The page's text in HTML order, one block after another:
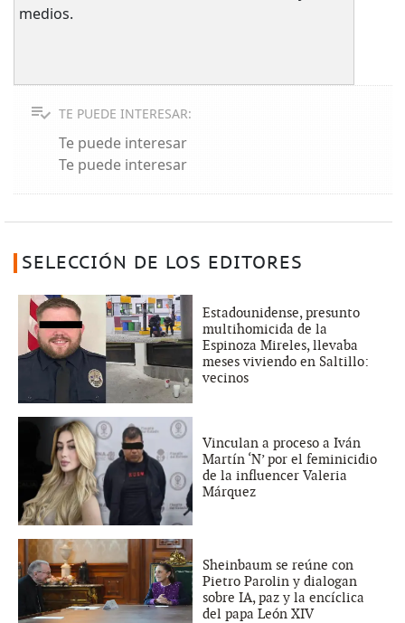
medios.
TE PUEDE INTERESAR:
Te puede interesar
Te puede interesar
SELECCIÓN DE LOS EDITORES
Estadounidense, presunto
multihomicida de la
Espinoza Mireles, llevaba
meses viviendo en Saltillo:
vecinos
Vinculan a proceso a Iván
Martín ‘N’ por el feminicidio
de la influencer Valeria
Márquez
Sheinbaum se reúne con
Pietro Parolin y dialogan
sobre IA, paz y la encíclica
del papa León XIV